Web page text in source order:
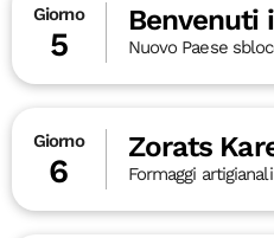
Giorno
5
Benvenuti
Nuovo Paese
Giorno
6
Zorats
Formaggi